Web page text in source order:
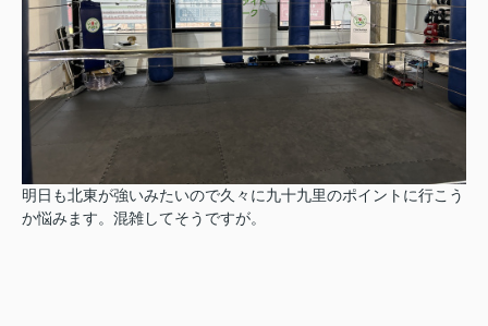
明日も北東が強いみたいので久々に九十九里のポイントに行こう
か悩みます。 混雑してそうですが。